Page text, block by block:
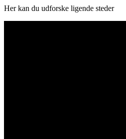
Her kan du udforske ligende steder